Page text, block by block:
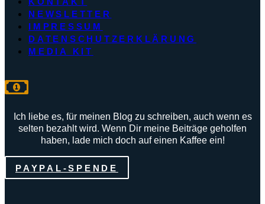
NEWSLETTER
IMPRESSUM
DATENSCHUTZERKLÄRUNG
MEDIA KIT
Ich liebe es, für meinen Blog zu schreiben, auch wenn es
selten bezahlt wird. Wenn Dir meine Beiträge geholfen
haben, lade mich doch auf einen Kaffee ein!
PAYPAL-SPENDE